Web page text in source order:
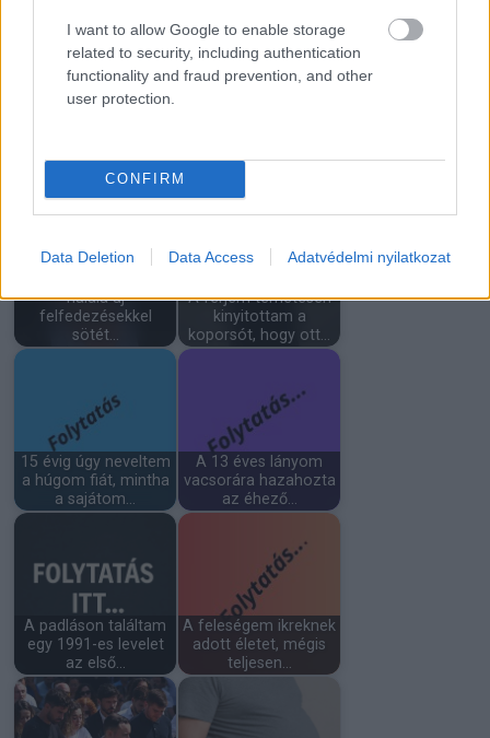
I want to allow Google to enable storage
related to security, including authentication
functionality and fraud prevention, and other
user protection.
CONFIRM
Data Deletion Data Access Adatvédelmi nyilatkozat
udvarra,…
halála új
felfedezésekkel
sötét…
A férjem temetésén
kinyitottam a
koporsót, hogy ott…
15 évig úgy neveltem
a húgom fiát, mintha
a sajátom…
A 13 éves lányom
vacsorára hazahozta
az éhező…
A padláson találtam
egy 1991-es levelet
az első…
A feleségem ikreknek
adott életet, mégis
teljesen…